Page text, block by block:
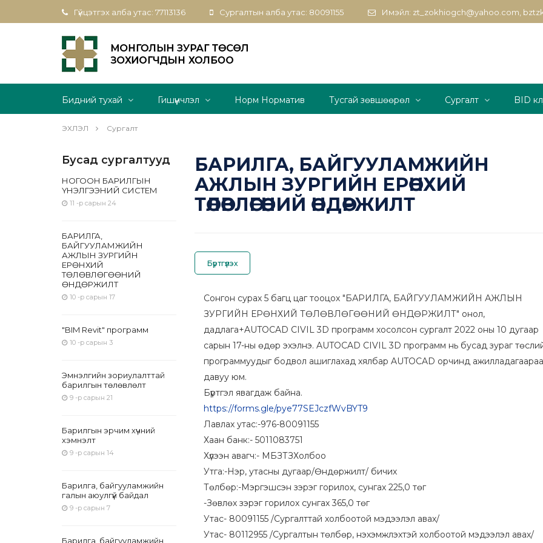
Гүйцэтгэх алба утас: 77113136 Сургалтын алба утас: 80091155 Имэйл: zt_zokhiogch@yahoo.com,
Бидний тухай Гишүүнчлэл Норм Норматив Тусгай зөвшөөрөл Сургалт BID
ЭХЛЭЛ Сургалт
Бусад сургалтууд
НОГООН БАРИЛГЫН
ҮНЭЛГЭЭНИЙ СИСТЕМ
11 -р сарын 24
БАРИЛГА,
БАЙГУУЛАМЖИЙН
АЖЛЫН ЗУРГИЙН
ЕРӨНХИЙ
ТӨЛӨВЛӨГӨӨНИЙ
ӨНДӨРЖИЛТ
10 -р сарын 17
"BIM Revit" программ
10 -р сарын 3
Эмнэлгийн зориулалттай
барилгын төлөвлөлт
9 -р сарын 21
Барилгын эрчим хүчний
хэмнэлт
9 -р сарын 14
Барилга, байгууламжийн
галын аюулгүй байдал
9 -р сарын 7
Барилга, байгууламжийн
БАРИЛГА, БАЙГУУЛАМЖИЙН
АЖЛЫН ЗУРГИЙН ЕРӨНХИЙ
ТӨЛӨВЛӨГӨӨНИЙ ӨНДӨРЖИЛТ
Бүртгүүлэх
Сонгон сурах 5 багц цаг тооцох "БАРИЛГА, БАЙГУУЛАМЖИЙН АЖЛЫН
ЗУРГИЙН ЕРӨНХИЙ ТӨЛӨВЛӨГӨӨНИЙ ӨНДӨРЖИЛТ" онол,
дадлага+AUTOCAD CIVIL 3D программ хосолсон сургалт 2022 оны 10 дугаар
сарын 17-ны өдөр эхэлнэ. AUTOCAD CIVIL 3D программ нь бусад зураг
программуудыг бодвол ашиглахад хялбар AUTOCAD орчинд ажилладагаараа
давуу юм.
Бүртгэл явагдаж байна.
https://forms.gle/pye77SEJczfWvBYT9
Лавлах утас:-976-80091155
Хаан банк:- 5011083751
Хүлээн авагч:- МБЗТЗХолбоо
Утга:-Нэр, утасны дугаар/Өндөржилт/ бичих
Төлбөр:-Мэргэшсэн зэрэг горилох, сунгах 225,0 төг
-Зөвлөх зэрэг горилох сунгах 365,0 төг
Утас- 80091155 /Сургалттай холбоотой мэдээлэл авах/
Утас- 80112955 /Сургалтын төлбөр, нэхэмжлэхтэй холбоотой мэдээлэл авах/